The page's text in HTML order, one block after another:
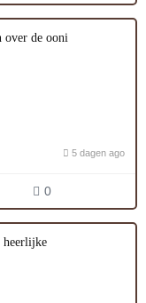
over de ooni
5 dagen ago
0
heerlijke